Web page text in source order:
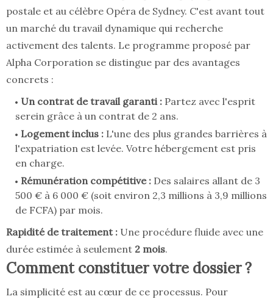
postale et au célèbre Opéra de Sydney. C'est avant tout
un marché du travail dynamique qui recherche
activement des talents. Le programme proposé par
Alpha Corporation se distingue par des avantages
concrets :
Un contrat de travail garanti : Partez avec l'esprit
serein grâce à un contrat de 2 ans.
Logement inclus : L'une des plus grandes barrières à
l'expatriation est levée. Votre hébergement est pris
en charge.
Rémunération compétitive : Des salaires allant de 3
500 € à 6 000 € (soit environ 2,3 millions à 3,9 millions
de FCFA) par mois.
Rapidité de traitement : Une procédure fluide avec une
durée estimée à seulement 2 mois.
Comment constituer votre dossier ?
La simplicité est au cœur de ce processus. Pour